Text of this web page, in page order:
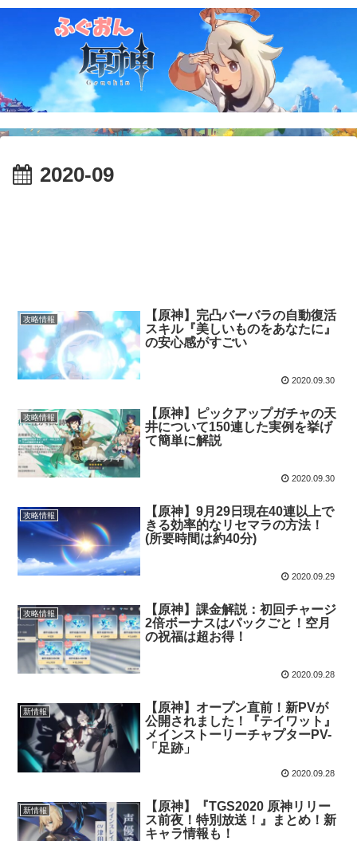
2020-09
攻略情報
【原神】完凸バーバラの自動復活
スキル『美しいものをあなたに』
の安心感がすごい
2020.09.30
攻略情報
【原神】ピックアップガチャの天
井について150連した実例を挙げ
て簡単に解説
2020.09.30
攻略情報
【原神】9月29日現在40連以上で
きる効率的なリセマラの方法！
(所要時間は約40分)
2020.09.29
攻略情報
【原神】課金解説：初回チャージ
2倍ボーナスはパックごと！空月
の祝福は超お得！
2020.09.28
新情報
【原神】オープン直前！新PVが
公開されました！『テイワット』
メインストーリーチャプターPV-
「足跡」
2020.09.28
新情報
【原神】『TGS2020 原神リリー
ス前夜！特別放送！』まとめ！新
キャラ情報も！